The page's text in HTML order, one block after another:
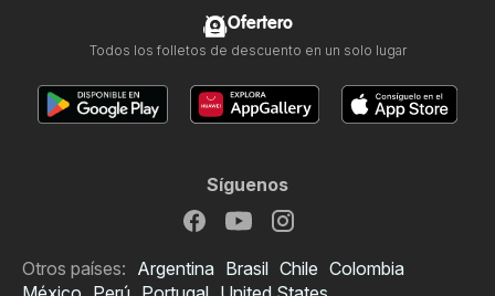
Ofertero
Todos los folletos de descuento en un solo lugar
Síguenos
Otros países: Argentina Brasil Chile Colombia